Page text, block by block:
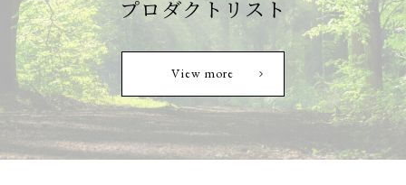
プロダクトリスト
View more